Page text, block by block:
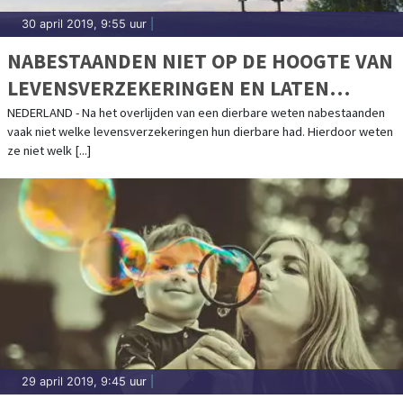
30 april 2019, 9:55 uur
NABESTAANDEN NIET OP DE HOOGTE VAN
LEVENSVERZEKERINGEN EN LATEN
DUIZENDEN EURO’S LIGGEN
NEDERLAND - Na het overlijden van een dierbare weten nabestaanden
vaak niet welke levensverzekeringen hun dierbare had. Hierdoor weten
ze niet welk [...]
29 april 2019, 9:45 uur